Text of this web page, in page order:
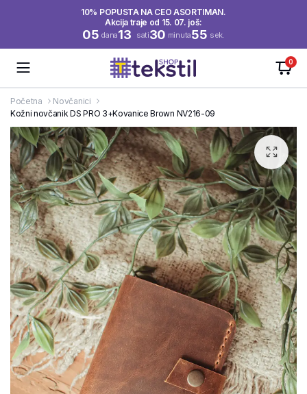
10% POPUSTA NA CEO ASORTIMAN.
Akcija traje od 15. 07. još:
05 dana13 sati30 minuta55 sek.
0
Početna
Novčanici
Kožni novčanik DS PRO 3+Kovanice Brown NV216-09